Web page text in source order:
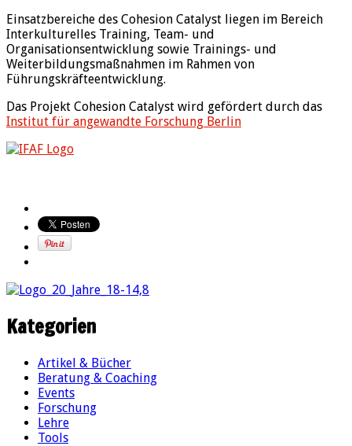
Einsatzbereiche des Cohesion Catalyst liegen im Bereich
Interkulturelles Training, Team- und
Organisationsentwicklung sowie Trainings- und
Weiterbildungsmaßnahmen im Rahmen von
Führungskräfteentwicklung.
Das Projekt Cohesion Catalyst wird gefördert durch das
Institut für angewandte Forschung Berlin
Kategorien
Artikel & Bücher
Beratung & Coaching
Events
Forschung
Lehre
Tools